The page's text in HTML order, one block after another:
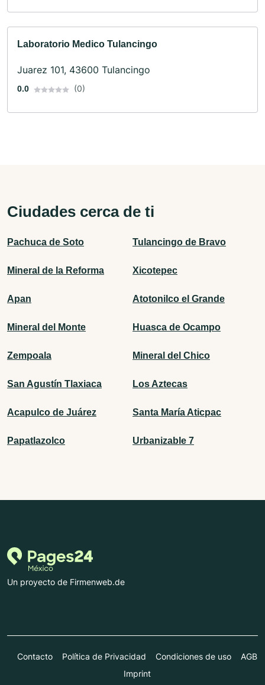
Laboratorio Medico Tulancingo
Juarez 101, 43600 Tulancingo
0.0 (0)
Ciudades cerca de ti
Pachuca de Soto Tulancingo de Bravo
Mineral de la Reforma Xicotepec
Apan Atotonilco el Grande
Mineral del Monte Huasca de Ocampo
Zempoala Mineral del Chico
San Agustín Tlaxiaca Los Aztecas
Acapulco de Juárez Santa María Aticpac
Papatlazolco Urbanizable 7
Un proyecto de Firmenweb.de
Contacto Política de Privacidad Condiciones de uso
AGB
Imprint